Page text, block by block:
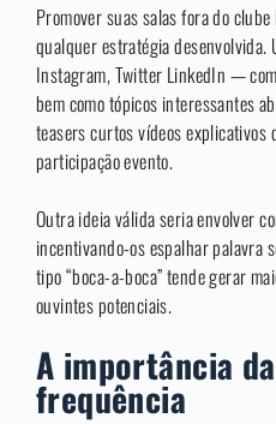
Promover suas salas fora do
qualquer estratégia
Instagram, Twitter LinkedIn —
bem como tópicos interessantes
teasers curtos vídeos explicativos
participação evento.
Outra ideia válida seria envolver
incentivando-os espalhar palavra
tipo “boca-a-boca” tende gerar
ouvintes potenciais.
A importância
frequência